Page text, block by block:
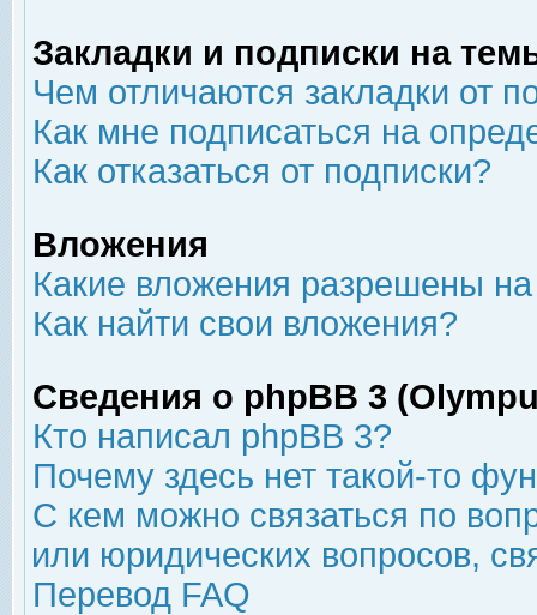
Закладки и подписки на
Чем отличаются закладки от
Как мне подписаться на
Как отказаться от подписки?
Вложения
Какие вложения разрешены
Как найти свои вложения?
Сведения о phpBB 3
Кто написал phpBB 3?
Почему здесь нет такой-то
С кем можно связаться по
или юридических вопросов,
Перевод FAQ